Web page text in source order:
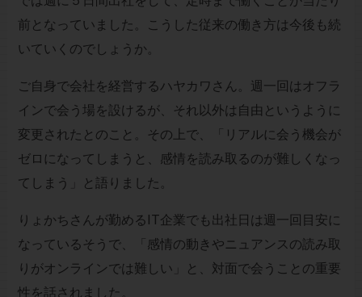
前となっていました。こうした従来の働き方は今後も続
いていくのでしょうか。
ご自身で会社を経営するハヤカワさん。週一回はオフラ
インで会う場を設けるが、それ以外は自由というように
変更されたとのこと。その上で、「リアルに会う機会が
ゼロになってしまうと、感情を読み取るのが難しくなっ
てしまう」と語りました。
りょかちさんが勤めるIT企業でも出社日は週一回目安に
なっているそうで、「感情の動きやニュアンスの読み取
りがオンラインでは難しい」と、対面で会うことの重要
性を話されました。